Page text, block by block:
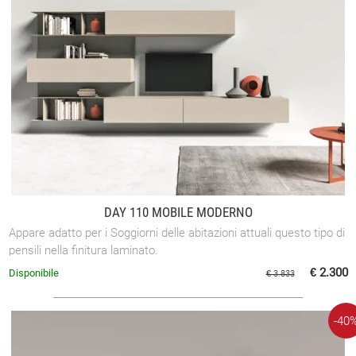
DAY 110 MOBILE MODERNO
Appare adatto per i Soggiorni delle abitazioni attuali questo tipo di
pensili nella finitura laminato.
€ 3.833 € 2.300
Disponibile
-